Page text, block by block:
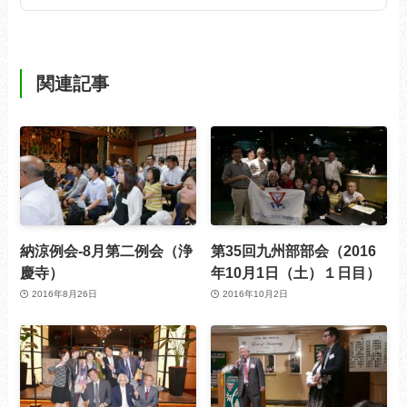
関連記事
納涼例会-8月第二例会（浄
慶寺）
2016年8月26日
第35回九州部部会（2016
年10月1日（土）１日目）
2016年10月2日